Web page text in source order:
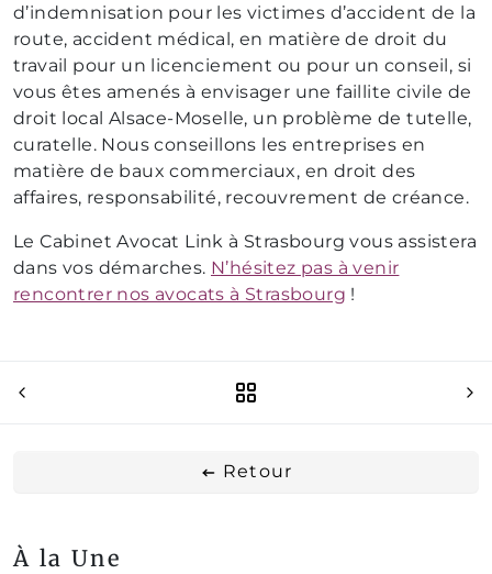
d’indemnisation pour les victimes d’accident de la
route, accident médical, en matière de droit du
travail pour un licenciement ou pour un conseil, si
vous êtes amenés à envisager une faillite civile de
droit local Alsace-Moselle, un problème de tutelle,
curatelle. Nous conseillons les entreprises en
matière de baux commerciaux, en droit des
affaires, responsabilité, recouvrement de créance.
Le Cabinet Avocat Link à Strasbourg vous assistera
dans vos démarches. N’hésitez pas à venir
rencontrer nos avocats à Strasbourg !
Retour
À la Une